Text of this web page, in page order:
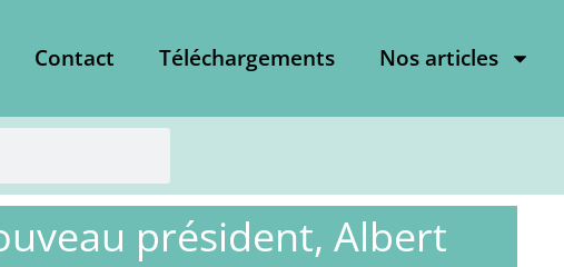
Contact Téléchargements Nos articles
président, Albert